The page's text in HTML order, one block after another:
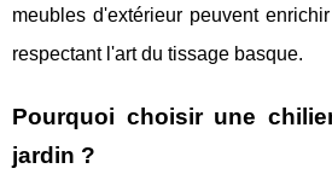
meubles d'extérieur peuvent
respectant l'art du tissage basque.
Pourquoi choisir une
jardin ?